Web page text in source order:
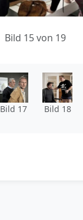
Bild 15 von 19
Bild 17 Bild 18